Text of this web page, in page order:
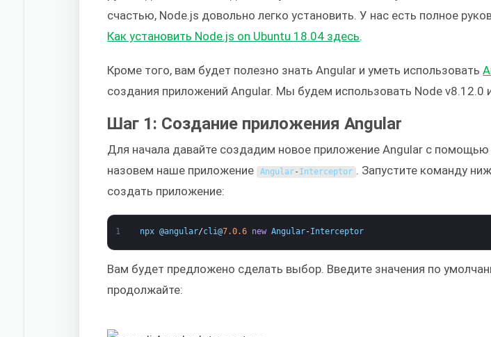
счастью, Node.js довольно легко установить. У нас есть полное
Как установить Node.js on Ubuntu 18.04 здесь.
Кроме того, вам будет полезно знать Angular и уметь использовать
создания приложений Angular. Мы будем использовать Node v8.12.0 и
Шаг 1: Создание приложения Angular
Для начала давайте создадим новое приложение Angular с
назовем наше приложение Angular- Interceptor . Запустите команду
создать приложение:
1 npx @angular/cli@7.0.6 new Angular-Interceptor
Вам будет предложено сделать выбор. Введите значения по
продолжайте: